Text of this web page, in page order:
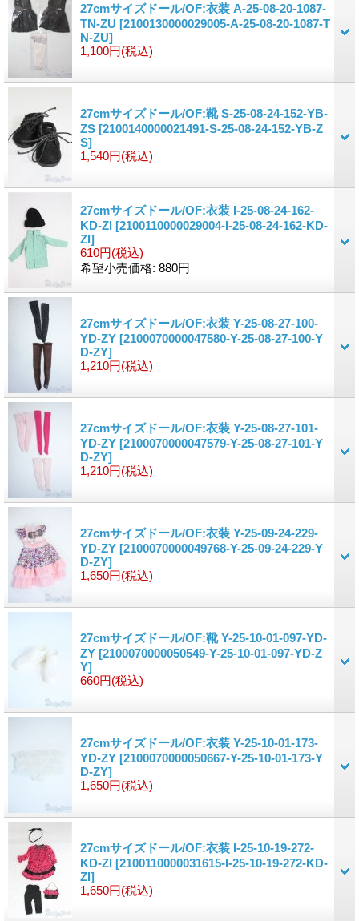
27cmサイズドール/OF:衣装 A-25-08-20-1087-
TN-ZU [2100130000029005-A-25-08-20-1087-T
N-ZU]
1,100円(税込)
27cmサイズドール/OF:靴 S-25-08-24-152-YB-
ZS [2100140000021491-S-25-08-24-152-YB-Z
S]
1,540円(税込)
27cmサイズドール/OF:衣装 I-25-08-24-162-
KD-ZI [2100110000029004-I-25-08-24-162-KD-
ZI]
610円(税込)
希望小売価格: 880円
27cmサイズドール/OF:衣装 Y-25-08-27-100-
YD-ZY [2100070000047580-Y-25-08-27-100-Y
D-ZY]
1,210円(税込)
27cmサイズドール/OF:衣装 Y-25-08-27-101-
YD-ZY [2100070000047579-Y-25-08-27-101-Y
D-ZY]
1,210円(税込)
27cmサイズドール/OF:衣装 Y-25-09-24-229-
YD-ZY [2100070000049768-Y-25-09-24-229-Y
D-ZY]
1,650円(税込)
27cmサイズドール/OF:靴 Y-25-10-01-097-YD-
ZY [2100070000050549-Y-25-10-01-097-YD-Z
Y]
660円(税込)
27cmサイズドール/OF:衣装 Y-25-10-01-173-
YD-ZY [2100070000050667-Y-25-10-01-173-Y
D-ZY]
1,650円(税込)
27cmサイズドール/OF:衣装 I-25-10-19-272-
KD-ZI [2100110000031615-I-25-10-19-272-KD-
ZI]
1,650円(税込)